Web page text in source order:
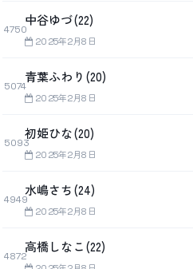
4750
中谷ゆづ(22)
2025年2月8日
5074
青葉ふわり(20)
2025年2月8日
5093
初姫ひな(20)
2025年2月8日
4949
水嶋さち(24)
2025年2月8日
4872
高橋しなこ(22)